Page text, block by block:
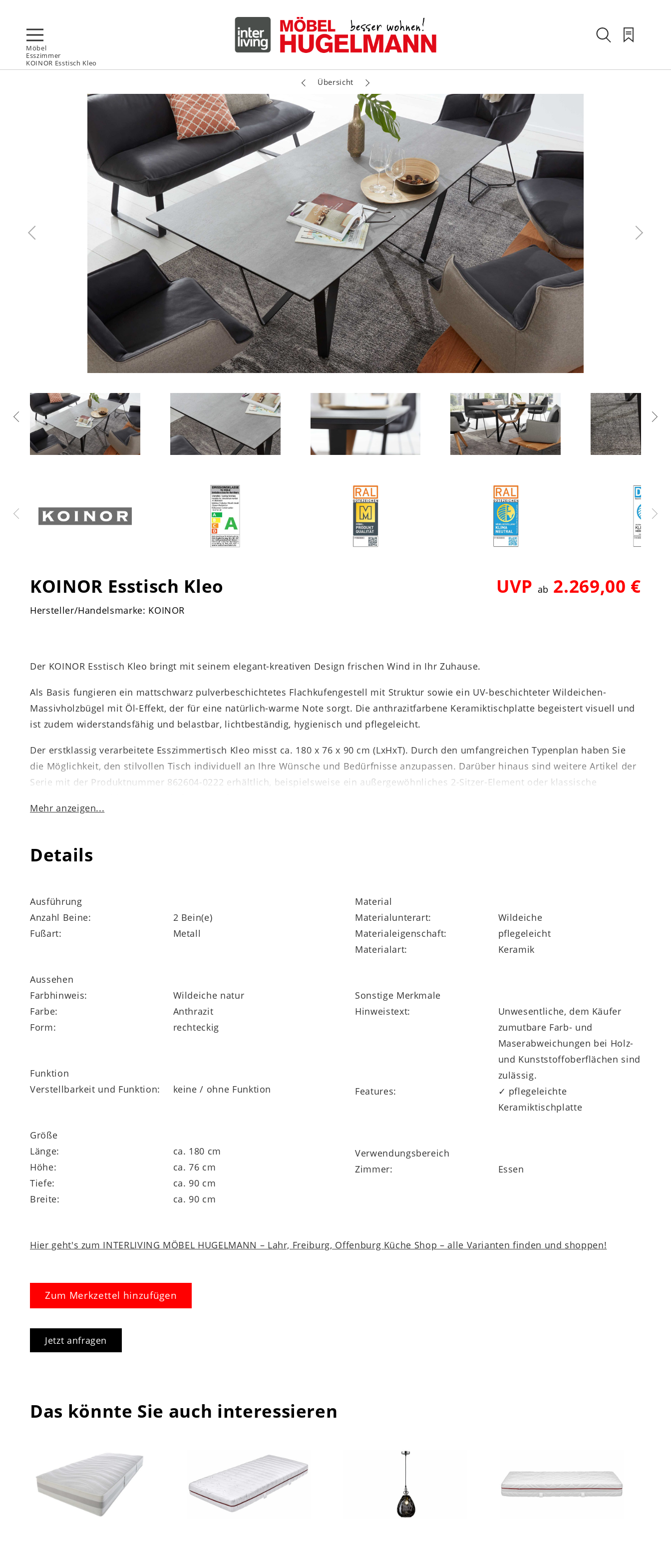
Möbel
Esszimmer
KOINOR Esstisch Kleo
Übersicht
KOINOR Esstisch Kleo UVP ab 2.269,00 €
Hersteller/Handelsmarke: KOINOR
Der KOINOR Esstisch Kleo bringt mit seinem elegant-kreativen Design frischen Wind in Ihr Zuhause.
Als Basis fungieren ein mattschwarz pulverbeschichtetes Flachkufengestell mit Struktur sowie ein UV-beschichteter Wildeichen-
Massivholzbügel mit Öl-Effekt, der für eine natürlich-warme Note sorgt. Die anthrazitfarbene Keramiktischplatte begeistert visuell und
ist zudem widerstandsfähig und belastbar, lichtbeständig, hygienisch und pflegeleicht.
Der erstklassig verarbeitete Esszimmertisch Kleo misst ca. 180 x 76 x 90 cm (LxHxT). Durch den umfangreichen Typenplan haben Sie
die Möglichkeit, den stilvollen Tisch individuell an Ihre Wünsche und Bedürfnisse anzupassen. Darüber hinaus sind weitere Artikel der
Serie mit der Produktnummer 862604-0222 erhältlich, beispielsweise ein außergewöhnliches 2-Sitzer-Element oder klassische
Mehr anzeigen...
Details
Ausführung
Anzahl Beine:
2 Bein(e)
Fußart:
Metall
Aussehen
Farbhinweis:
Wildeiche natur
Farbe:
Anthrazit
Form:
rechteckig
Funktion
Verstellbarkeit und Funktion:
keine / ohne Funktion
Größe
Länge:
ca. 180 cm
Höhe:
ca. 76 cm
Tiefe:
ca. 90 cm
Breite:
ca. 90 cm
Material
Materialunterart:
Wildeiche
Materialeigenschaft:
pflegeleicht
Materialart:
Keramik
Sonstige Merkmale
Hinweistext:
Unwesentliche, dem Käufer
zumutbare Farb- und
Maserabweichungen bei Holz-
und Kunststoffoberflächen sind
zulässig.
Features:
✓ pflegeleichte
Keramiktischplatte
Verwendungsbereich
Zimmer:
Essen
Hier geht's zum INTERLIVING MÖBEL HUGELMANN – Lahr, Freiburg, Offenburg Küche Shop – alle Varianten finden und shoppen!
Zum Merkzettel hinzufügen
Jetzt anfragen
Das könnte Sie auch interessieren